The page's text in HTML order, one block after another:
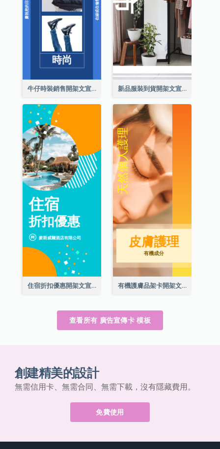
牛仔時裝銷售開架文宣 新品服裝到貨開架文宣
住宿折扣優惠開架文宣 有機護膚品架卡開架文宣
查看所有 廣告宣傳卡 模板
創建精美的設計
無需信用卡、無需合同、無需下載，沒有隱藏費用。
免費使用